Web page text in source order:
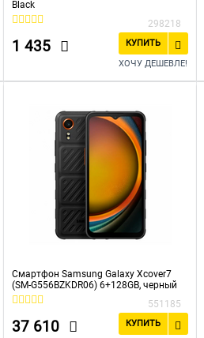
Black
298218
1 435
КУПИТЬ
ХОЧУ ДЕШЕВЛЕ!
Смартфон Samsung Galaxy Xcover7
(SM-G556BZKDR06) 6+128GB, черный
551185
37 610
КУПИТЬ